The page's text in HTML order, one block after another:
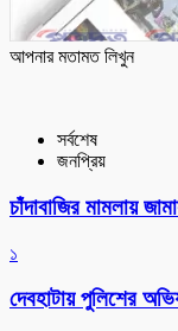
আপনার মতামত লিখুন
সর্বশেষ
জনপ্রিয়
চাঁদাবাজির মামলায়
১
দেবহাটায় পুলিশের